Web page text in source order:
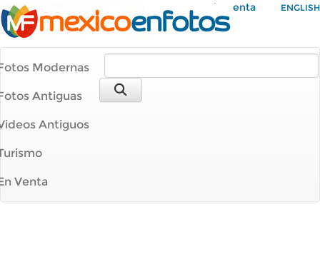
Mi Cuenta ENGLISH
Modernas
Antiguas
Antiguos
Venta